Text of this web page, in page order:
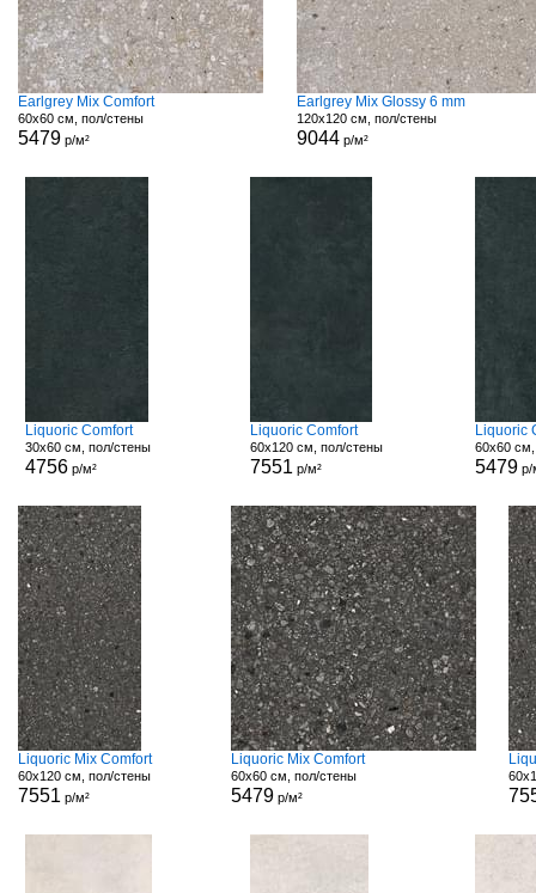
Earlgrey Mix Comfort
60x60 см, пол/стены
5479 р/м²
Earlgrey Mix Glossy 6 mm
120x120 см, пол/стены
9044р/м²
Liquoric Comfort
30x60 см, пол/стены
4756р/м²
Liquoric Comfort
60x120 см, пол/стены
7551 р/м²
Liquoric
60x60
5479 р/
Liquoric Mix Comfort
60x120 см, пол/стены
7551 р/м²
Liquoric Mix Comfort
60x60 см, пол/стены
5479р/м²